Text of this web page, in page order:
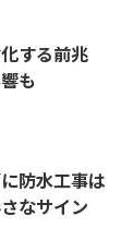
する前兆
も
防水工事は
なサイン